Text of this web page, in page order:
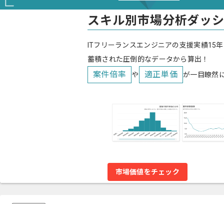
スキル別市場分析ダッ
ITフリーランスエンジニアの支援実績15
蓄積された圧倒的なデータから算出！
案件倍率 や 適正単価 が一目瞭然
市場価値をチェック